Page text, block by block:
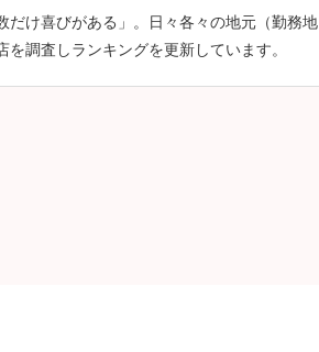
だけ喜びがある」。日々各々の地元（勤務
を調査しランキングを更新しています。